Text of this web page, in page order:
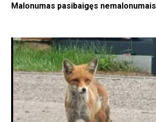
Malonumas pasibaigęs nemalonumais